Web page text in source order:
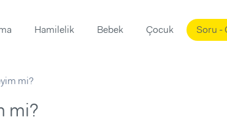
Hamilelik Bebek Çocuk Soru -
mi?
mi?